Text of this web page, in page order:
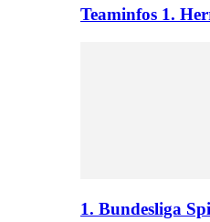
Teaminfos 1.
1. Bundesliga